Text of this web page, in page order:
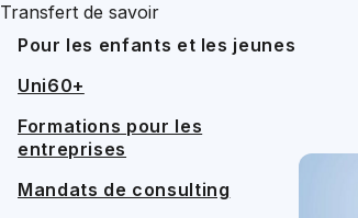
Transfert de savoir
Pour les enfants et les jeunes
Uni60+
Formations pour les
entreprises
Mandats de consulting